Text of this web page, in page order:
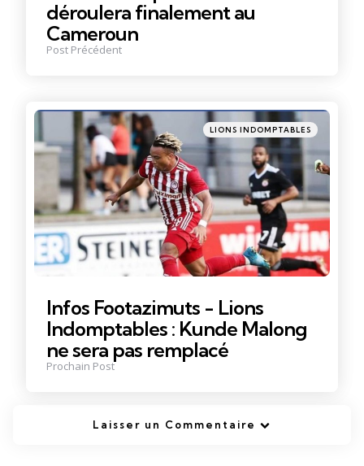
déroulera finalement au
Cameroun
Post Précédent
Posté
dans
LIONS INDOMPTABLES
Infos Footazimuts - Lions
Indomptables : Kunde Malong
ne sera pas remplacé
Prochain Post
Laisser un Commentaire